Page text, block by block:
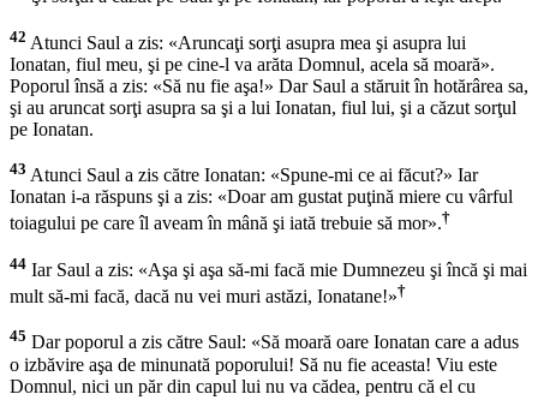
42 Atunci Saul a zis: «Aruncaţi sorţi asupra mea şi asupra lui
Ionatan, fiul meu, şi pe cine-l va arăta Domnul, acela să moară».
Poporul însă a zis: «Să nu fie aşa!» Dar Saul a stăruit în hotărârea sa,
şi au aruncat sorţi asupra sa şi a lui Ionatan, fiul lui, şi a căzut sorţul
pe Ionatan.
43 Atunci Saul a zis către Ionatan: «Spune-mi ce ai făcut?» Iar
Ionatan i-a răspuns şi a zis: «Doar am gustat puţină miere cu vârful
toiagului pe care îl aveam în mână şi iată trebuie să mor».†
44 Iar Saul a zis: «Aşa şi aşa să-mi facă mie Dumnezeu şi încă şi mai
mult să-mi facă, dacă nu vei muri astăzi, Ionatane!»†
45 Dar poporul a zis către Saul: «Să moară oare Ionatan care a adus
o izbăvire aşa de minunată poporului! Să nu fie aceasta! Viu este
Domnul, nici un păr din capul lui nu va cădea, pentru că el cu